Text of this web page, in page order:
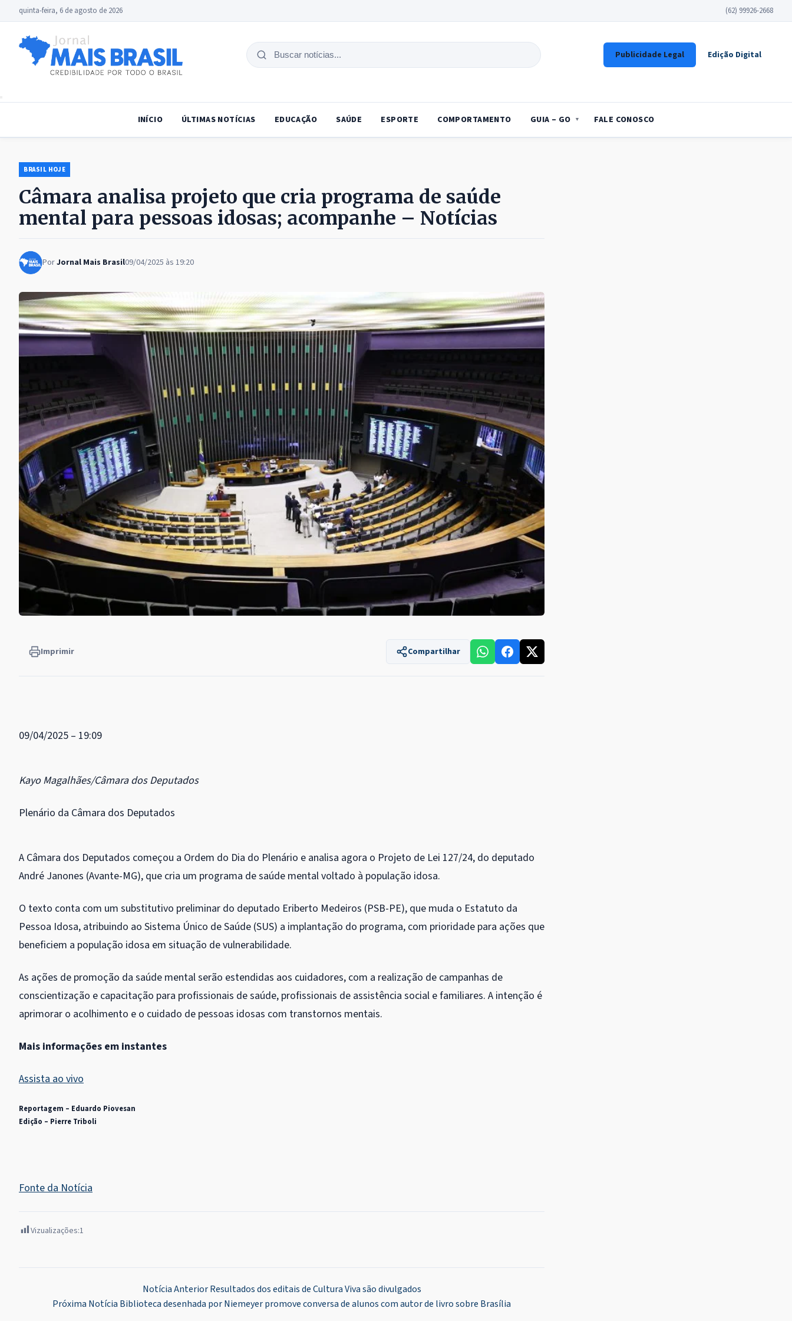
quinta-feira, 6 de agosto de 2026 (62) 99926-2668
Buscar
Publicidade Legal Edição Digital
INÍCIO ÚLTIMAS NOTÍCIAS EDUCAÇÃO SAÚDE ESPORTE COMPORTAMENTO GUIA – GO FALE CONOSCO
BRASIL HOJE
Câmara analisa projeto que cria programa de saúde
mental para pessoas idosas; acompanhe – Notícias
PorJornal Mais Brasil09/04/2025 às 19:20
Imprimir Compartilhar
09/04/2025 – 19:09
Kayo Magalhães/Câmara dos Deputados
Plenário da Câmara dos Deputados
A Câmara dos Deputados começou a Ordem do Dia do Plenário e analisa agora o Projeto de Lei 127/24, do deputado
André Janones (Avante-MG), que cria um programa de saúde mental voltado à população idosa.
O texto conta com um substitutivo preliminar do deputado Eriberto Medeiros (PSB-PE), que muda o Estatuto da
Pessoa Idosa, atribuindo ao Sistema Único de Saúde (SUS) a implantação do programa, com prioridade para ações que
beneficiem a população idosa em situação de vulnerabilidade.
As ações de promoção da saúde mental serão estendidas aos cuidadores, com a realização de campanhas de
conscientização e capacitação para profissionais de saúde, profissionais de assistência social e familiares. A intenção é
aprimorar o acolhimento e o cuidado de pessoas idosas com transtornos mentais.
Mais informações em instantes
Assista ao vivo
Reportagem – Eduardo Piovesan
Edição – Pierre Triboli
Fonte da Notícia
Vizualizações:1
Notícia Anterior Resultados dos editais de Cultura Viva são divulgados
Próxima Notícia Biblioteca desenhada por Niemeyer promove conversa de alunos com autor de livro sobre Brasília